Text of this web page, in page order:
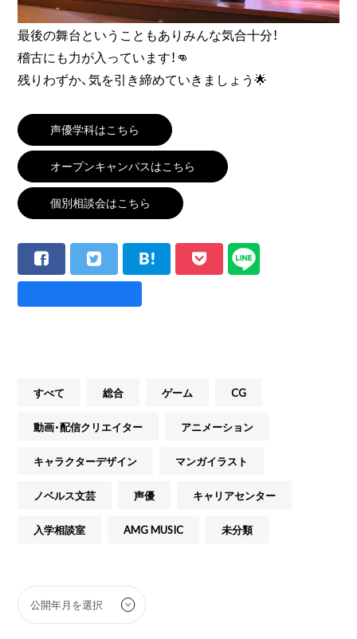
最後の舞台ということもありみんな気合十分！
稽古にも力が入っています！👊
残りわずか、気を引き締めていきましょう🌟
声優学科はこちら
オープンキャンパスはこちら
個別相談会はこちら
すべて 総合 ゲーム CG
動画・配信クリエイター アニメーション
キャラクターデザイン マンガイラスト
ノベルス文芸 声優 キャリアセンター
入学相談室 AMG MUSIC 未分類